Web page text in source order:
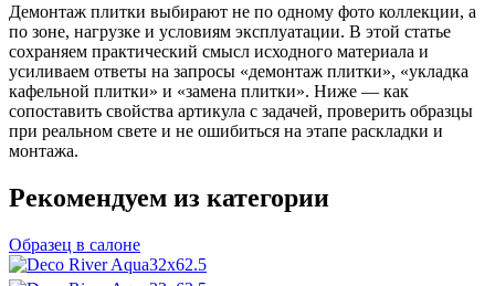
Демонтаж плитки выбирают не по одному фото коллекции, а
по зоне, нагрузке и условиям эксплуатации. В этой статье
сохраняем практический смысл исходного материала и
усиливаем ответы на запросы «демонтаж плитки», «укладка
кафельной плитки» и «замена плитки». Ниже — как
сопоставить свойства артикула с задачей, проверить образцы
при реальном свете и не ошибиться на этапе раскладки и
монтажа.
Рекомендуем из категории
Образец в салоне